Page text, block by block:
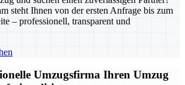
steht Ihnen von der ersten Anfrage bis zum
– professionell, transparent und
Umzugsfirma Ihren Umzug